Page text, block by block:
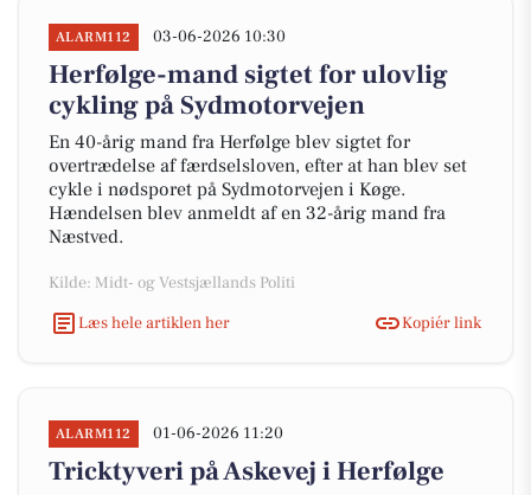
ALARM112 03-06-2026 10:30
Herfølge-mand sigtet for ulovlig
cykling på Sydmotorvejen
En 40-årig mand fra Herfølge blev sigtet for
overtrædelse af færdselsloven, efter at han blev set
cykle i nødsporet på Sydmotorvejen i Køge.
Hændelsen blev anmeldt af en 32-årig mand fra
Næstved.
Kilde: Midt- og Vestsjællands Politi
Læs hele artiklen her
Kopiér link
ALARM112 01-06-2026 11:20
Tricktyveri på Askevej i Herfølge